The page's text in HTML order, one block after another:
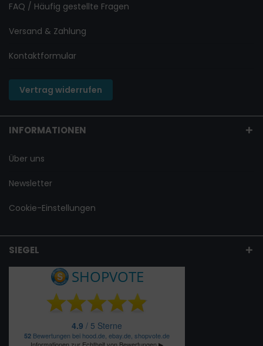
FAQ / Häufig gestellte Fragen
Versand & Zahlung
Kontaktformular
Vertrag widerrufen
INFORMATIONEN
Über uns
Newsletter
Cookie-Einstellungen
SIEGEL